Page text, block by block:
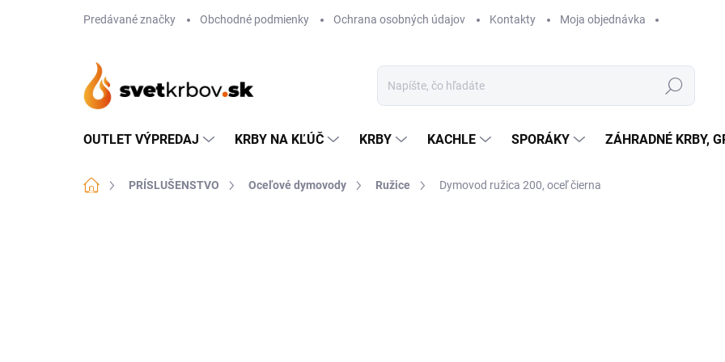
Predávané značky Obchodné podmienky Ochrana osobných údajov Kontakty Moja objednávka
Hľadať
OUTLET VÝPREDAJ KRBY NA KĽÚČ KRBY KACHLE SPORÁKY ZÁHRADNÉ KRBY,
DomovPRÍSLUŠENSTVO Oceľové dymovody Ružice Dymovod ružica 200, oceľ čierna